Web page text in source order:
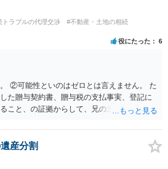
トラブルの代理交渉
#不動産・土地の相続
役にたった 6
②可能性といのはゼロとは言えません。 た
た贈与契約書、贈与税の支払事実、登記に
こと、の証拠からして、兄の主張は通らな
を申し立てて進めるのがベターのような気
産分割